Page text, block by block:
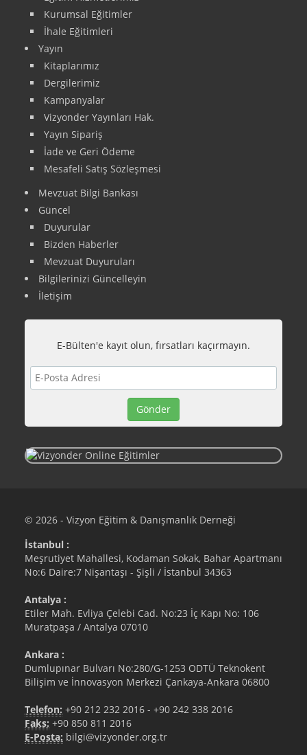
Kurumsal Eğitimler
İhale Eğitimleri
Yayın
Kitaplarımız
Dergilerimiz
Kampanyalar
Vizyonder Yayınları Hak.
Yayın Sipariş
İade ve Geri Ödeme
Mesafeli Satış Sözleşmesi
Mevzuat Bilgi Bankası
Güncel
Duyurular
Bizden Haberler
Mevzuat Duyuruları
Bilgilerinizi Güncelleyin
İletişim
E-Bülten'e kayıt olun, fırsatları kaçırmayın.
© 2026 - Vizyon Eğitim & Danışmanlık Derneği
İstanbul :
Meşrutiyet Mahallesi, Kodaman Sokak, Bahar Apartmanı
No:6 Daire:7 Nişantaşı - Şişli / İstanbul 34363
Antalya :
Etiler Mah. Evliya Çelebi Cad. No:23 İç Kapı No: 106
Muratpaşa / Antalya 07010
Ankara :
Dumlupınar Bulvarı No:280/G-1253 ODTÜ Teknokent
Bilişim ve İnnovasyon Merkezi Çankaya-Ankara 06800
Telefon: +90 212 232 2016 - +90 242 338 2016
Faks: +90 850 811 2016
E-Posta: bilgi@vizyonder.org.tr